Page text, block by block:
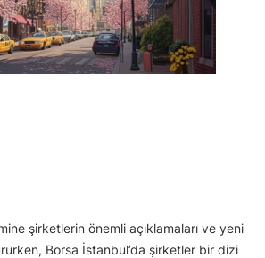
şirketlerin önemli açıklamaları ve yeni
Borsa İstanbul’da şirketler bir dizi